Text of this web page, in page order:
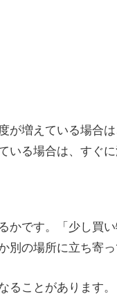
増えている場合
る場合は、すぐ
です。「少し買
の場所に立ち寄っ
ことがあります